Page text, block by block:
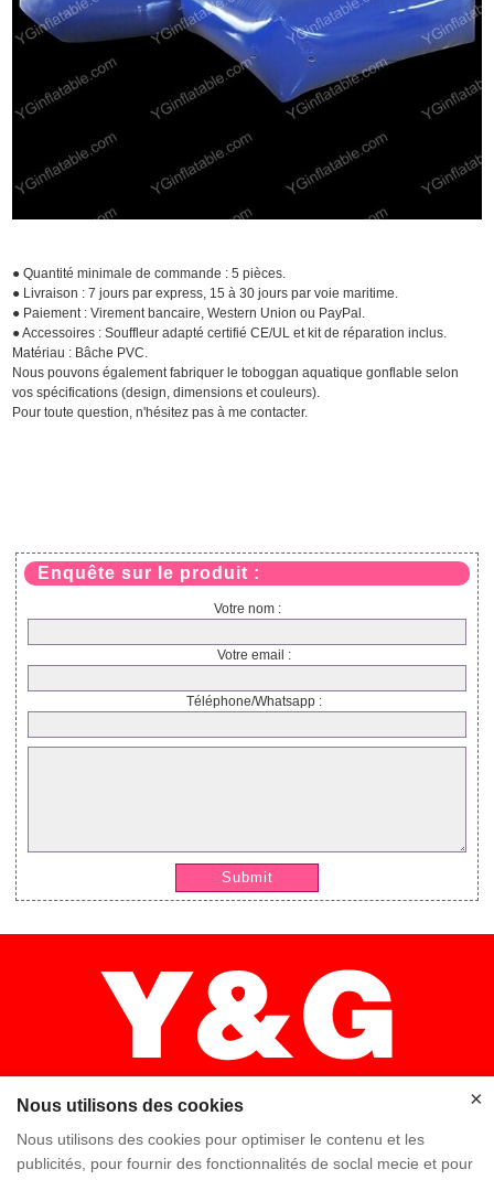
● Quantité minimale de commande : 5 pièces.
● Livraison : 7 jours par express, 15 à 30 jours par voie maritime.
● Paiement : Virement bancaire, Western Union ou PayPal.
● Accessoires : Souffleur adapté certifié CE/UL et kit de réparation inclus.
Matériau : Bâche PVC.
Nous pouvons également fabriquer le toboggan aquatique gonflable selon
vos spécifications (design, dimensions et couleurs).
Pour toute question, n'hésitez pas à me contacter.
Enquête sur le produit :
Votre nom :
Votre email :
Téléphone/Whatsapp :
Submit
Nous utilisons des cookies
Nous utilisons des cookies pour optimiser le contenu et les
publicités, pour fournir des fonctionnalités de soclal mecie et pour
×